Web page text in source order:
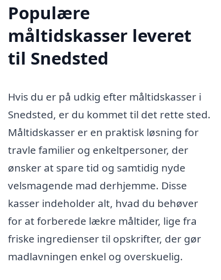
Populære
måltidskasser leveret
til Snedsted
Hvis du er på udkig efter måltidskasser i
Snedsted, er du kommet til det rette sted.
Måltidskasser er en praktisk løsning for
travle familier og enkeltpersoner, der
ønsker at spare tid og samtidig nyde
velsmagende mad derhjemme. Disse
kasser indeholder alt, hvad du behøver
for at forberede lækre måltider, lige fra
friske ingredienser til opskrifter, der gør
madlavningen enkel og overskuelig.